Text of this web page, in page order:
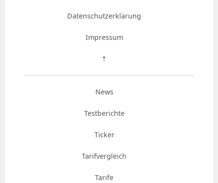
Datenschutzerklärung
Impressum
⇡
News
Testberichte
Ticker
Tarifvergleich
Tarife